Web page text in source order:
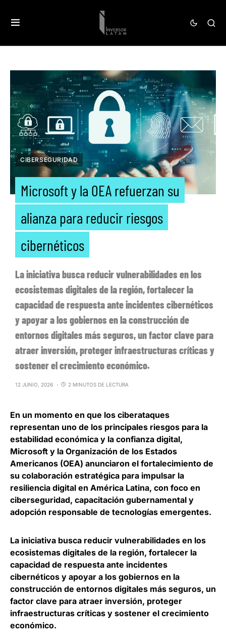
CIBERSEGURIDAD
Microsoft y la OEA refuerzan su
alianza para reducir riesgos
cibernéticos
La iniciativa busca reducir vulnerabilidades en los
ecosistemas digitales de la región, fortalecer la
capacidad de respuesta ante incidentes cibernéticos
y apoyar a los gobiernos en la construcción de
entornos digitales más seguros, un factor clave para
atraer inversión, proteger infraestructuras críticas y
sostener el crecimiento económico.
12 JUNIO, 2026 2 MINUTOS DE LECTURA
En un momento en que los ciberataques
representan uno de los principales riesgos para la
estabilidad económica y la confianza digital,
Microsoft y la Organización de los Estados
Americanos (OEA) anunciaron el fortalecimiento de
su colaboración estratégica para impulsar la
resiliencia digital en América Latina, con foco en
ciberseguridad, capacitación gubernamental y
adopción responsable de tecnologías emergentes.
La iniciativa busca reducir vulnerabilidades en los
ecosistemas digitales de la región, fortalecer la
capacidad de respuesta ante incidentes
cibernéticos y apoyar a los gobiernos en la
construcción de entornos digitales más seguros, un
factor clave para atraer inversión, proteger
infraestructuras críticas y sostener el crecimiento
económico.